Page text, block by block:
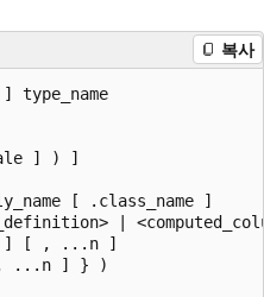
복사
] type_name
] ) ]
[ .class_name ]
|
[ , ...n ]
...n ] } )